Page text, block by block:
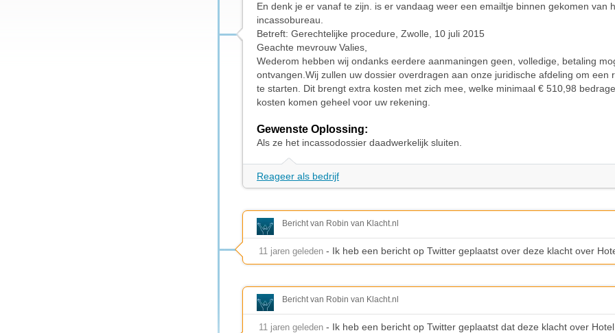
En denk je er vanaf te zijn. is er vandaag weer een emailtje binnen gekomen van
incassobureau.
Betreft: Gerechtelijke procedure, Zwolle, 10 juli 2015
Geachte mevrouw Valies,
Wederom hebben wij ondanks eerdere aanmaningen geen, volledige, betaling
ontvangen.Wij zullen uw dossier overdragen aan onze juridische afdeling om een
te starten. Dit brengt extra kosten met zich mee, welke minimaal € 510,98
kosten komen geheel voor uw rekening.
Gewenste Oplossing:
Als ze het incassodossier daadwerkelijk sluiten.
Reageer als bedrijf
Bericht van Robin van Klacht.nl
11 jaren geleden - Ik heb een bericht op Twitter geplaatst over deze klacht over
Bericht van Robin van Klacht.nl
11 jaren geleden - Ik heb een bericht op Twitter geplaatst dat deze klacht over